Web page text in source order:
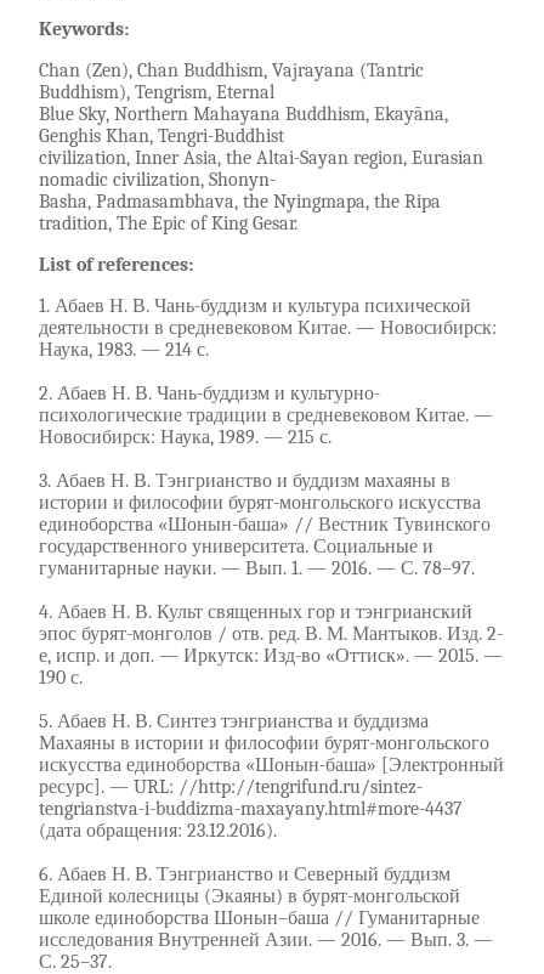
Keywords:
Chan (Zen), Chan Buddhism, Vajrayana (Tantric
Buddhism), Tengrism, Eternal
Blue Sky, Northern Mahayana Buddhism, Ekayāna,
Genghis Khan, Tengri-Buddhist
civilization, Inner Asia, the Altai-Sayan region, Eurasian
nomadic civilization, Shonyn-
Basha, Padmasambhava, the Nyingmapa, the Ripa
tradition, The Epic of King Gesar.
List of references:
1. Абаев Н. В. Чань-буддизм и культура психической
деятельности в средневековом Китае. — Новосибирск:
Наука, 1983. — 214 с.
2. Абаев Н. В. Чань-буддизм и культурно-
психологические традиции в средневековом Китае. —
Новосибирск: Наука, 1989. — 215 с.
3. Абаев Н. В. Тэнгрианство и буддизм махаяны в
истории и философии бурят-монгольского искусства
единоборства «Шонын-баша» // Вестник Тувинского
государственного университета. Социальные и
гуманитарные науки. — Вып. 1. — 2016. — С. 78–97.
4. Абаев Н. В. Культ священных гор и тэнгрианский
эпос бурят-монголов / отв. ред. В. М. Мантыков. Изд. 2-
е, испр. и доп. — Иркутск: Изд-во «Оттиск». — 2015. —
190 с.
5. Абаев Н. В. Синтез тэнгрианства и буддизма
Махаяны в истории и философии бурят-монгольского
искусства единоборства «Шонын-баша» [Электронный
ресурс]. — URL: //http://tengrifund.ru/sintez-
tengrianstva-i-buddizma-maxayany.html#more-4437
(дата обращения: 23.12.2016).
6. Абаев Н. В. Тэнгрианство и Северный буддизм
Единой колесницы (Экаяны) в бурят-монгольской
школе единоборства Шонын–баша // Гуманитарные
исследования Внутренней Азии. — 2016. — Вып. 3. —
С. 25–37.